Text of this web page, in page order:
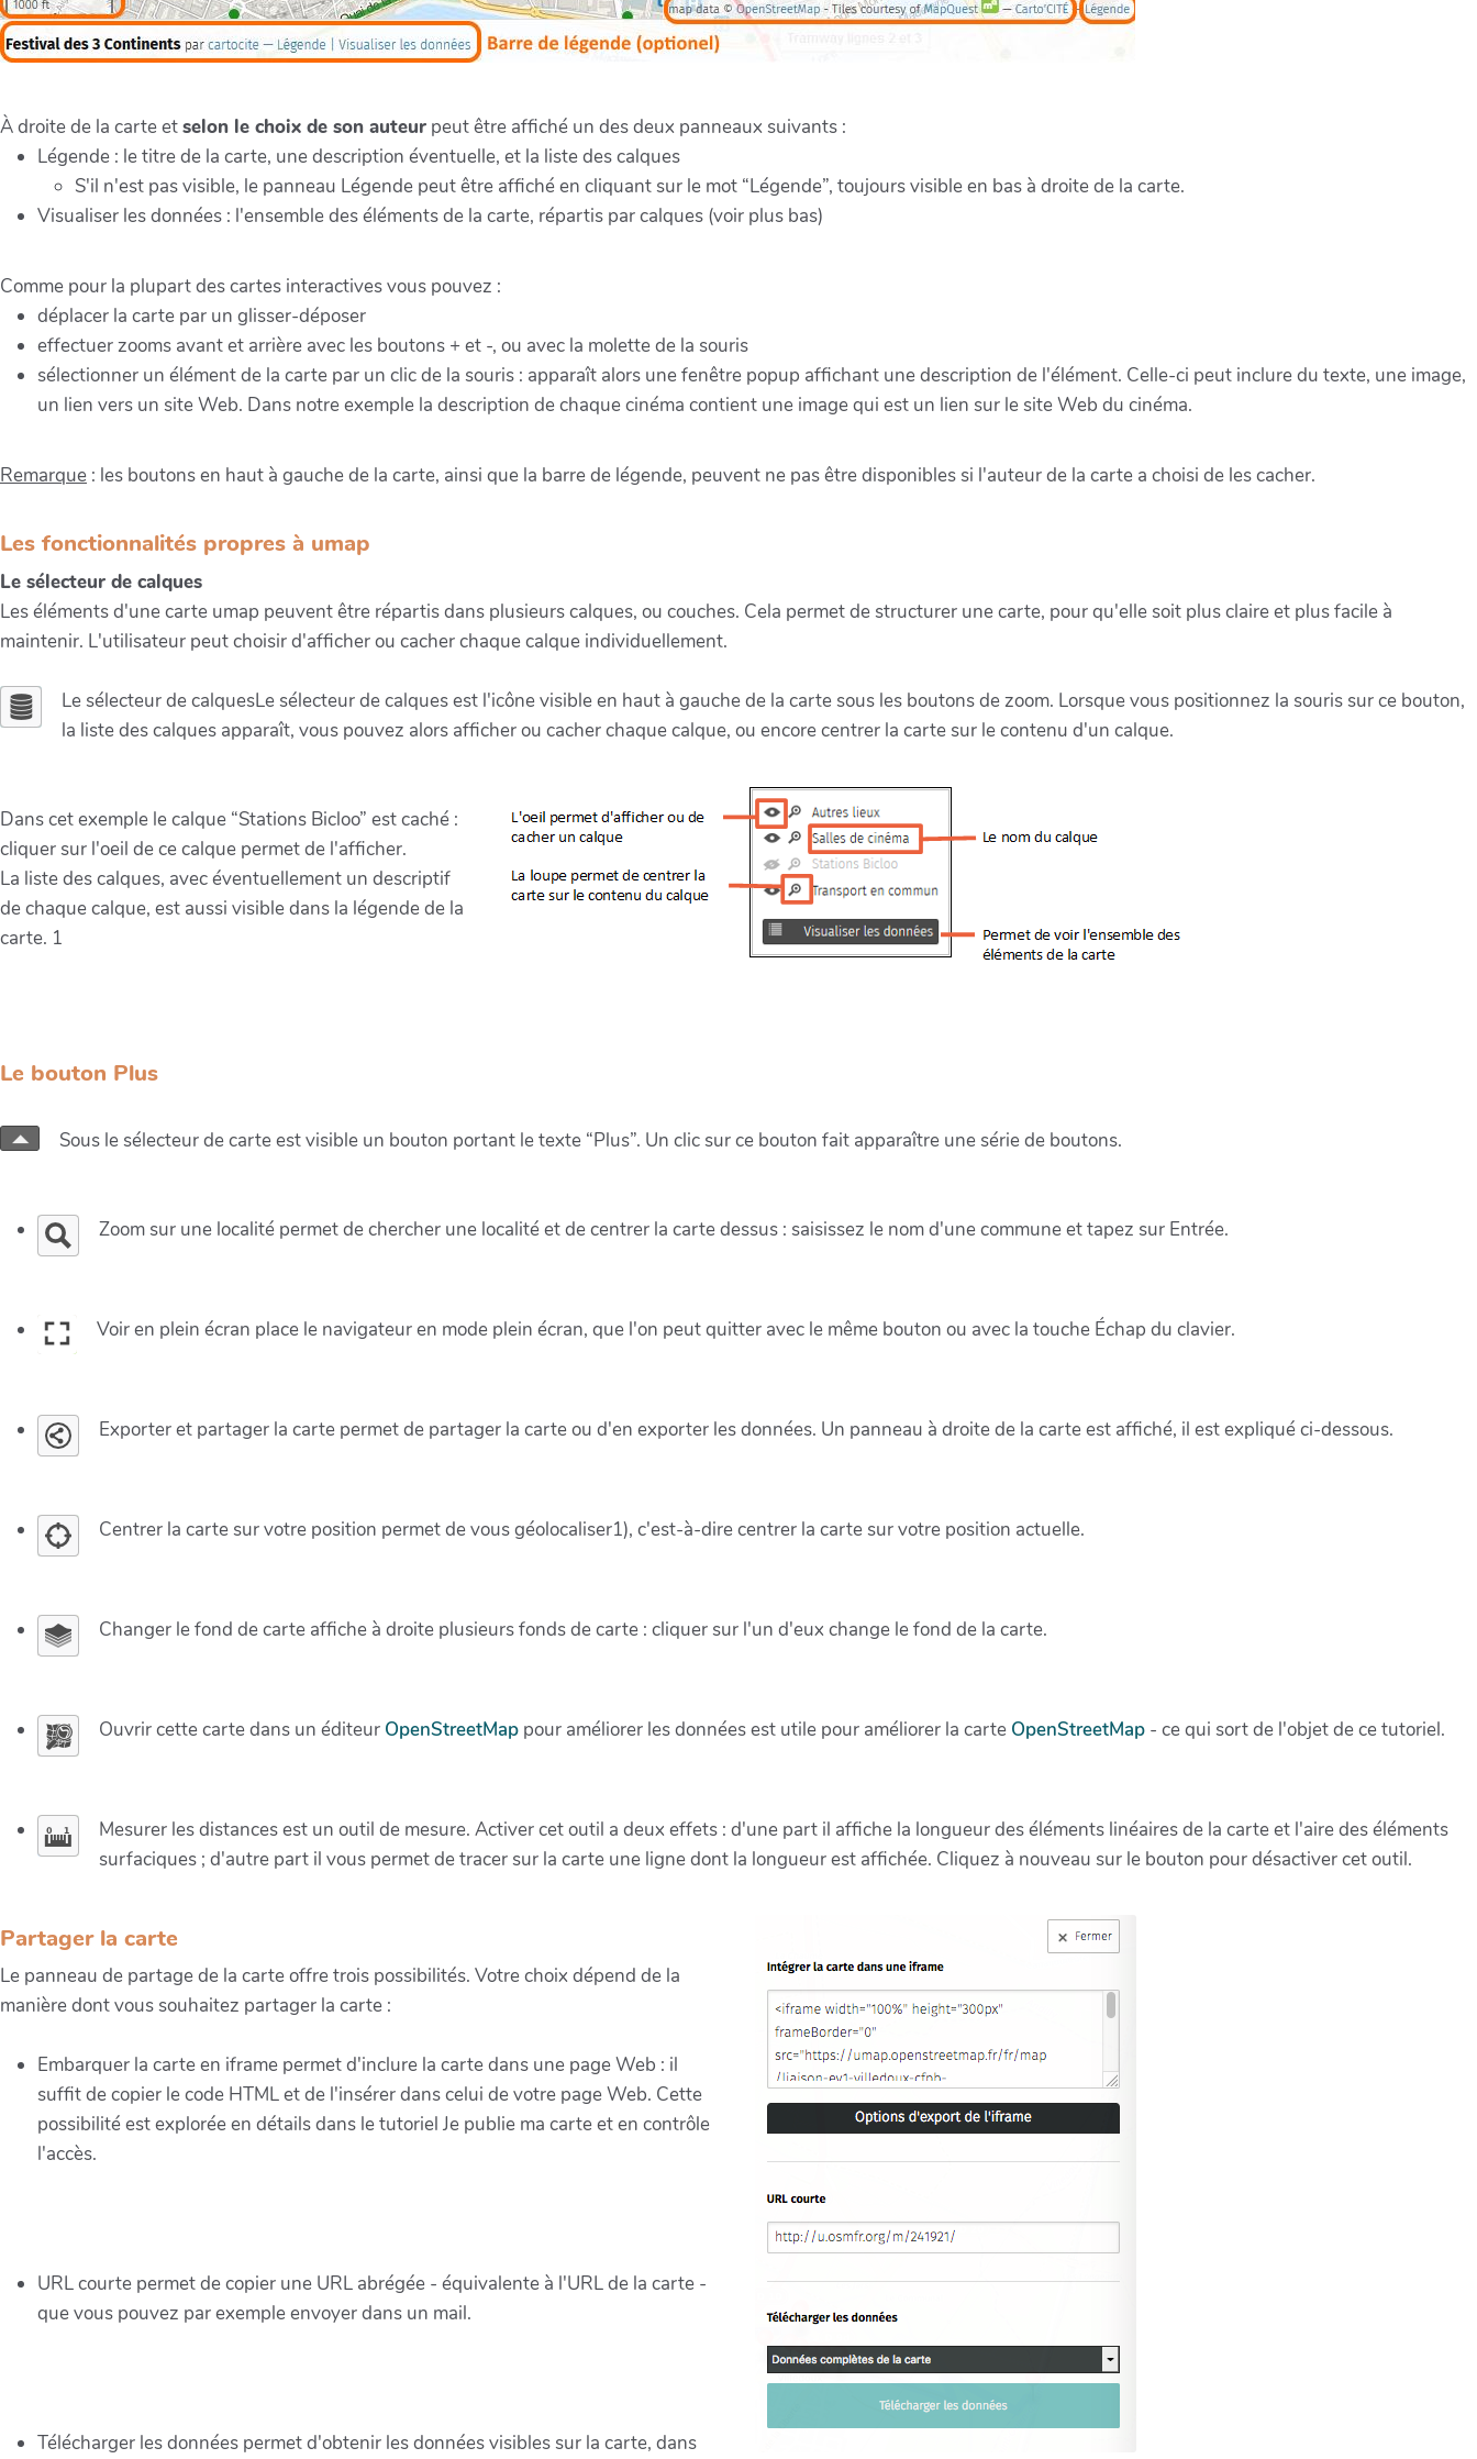
À droite de la carte etselon le choix de son auteur peut être affiché un des deux panneaux suivants :
Légende : le titre de la carte, une description éventuelle, et la liste des calques
S'il n'est pas visible, le panneau Légende peut être affiché en cliquant sur le mot “Légende”, toujours visible en bas à droite de la carte.
Visualiser les données : l'ensemble des éléments de la carte, répartis par calques (voir plus bas)
Comme pour la plupart des cartes interactives vous pouvez :
déplacer la carte par un glisser-déposer
effectuer zooms avant et arrière avec les boutons + et -, ou avec la molette de la souris
sélectionner un élément de la carte par un clic de la souris : apparaît alors une fenêtre popup affichant une description de l'élément. Celle-ci peut inclure du texte, une image,
un lien vers un site Web. Dans notre exemple la description de chaque cinéma contient une image qui est un lien sur le site Web du cinéma.
Remarque : les boutons en haut à gauche de la carte, ainsi que la barre de légende, peuvent ne pas être disponibles si l'auteur de la carte a choisi de les cacher.
Les fonctionnalités propres à umap
Le sélecteur de calques
Les éléments d'une carte umap peuvent être répartis dans plusieurs calques, ou couches. Cela permet de structurer une carte, pour qu'elle soit plus claire et plus facile à
maintenir. L'utilisateur peut choisir d'afficher ou cacher chaque calque individuellement.
Le sélecteur de calquesLe sélecteur de calques est l'icône visible en haut à gauche de la carte sous les boutons de zoom. Lorsque vous positionnez la souris sur ce bouton,
la liste des calques apparaît, vous pouvez alors afficher ou cacher chaque calque, ou encore centrer la carte sur le contenu d'un calque.
Dans cet exemple le calque “Stations Bicloo” est caché :
cliquer sur l'oeil de ce calque permet de l'afficher.
La liste des calques, avec éventuellement un descriptif
de chaque calque, est aussi visible dans la légende de la
carte. 1
Le bouton Plus
Sous le sélecteur de carte est visible un bouton portant le texte “Plus”. Un clic sur ce bouton fait apparaître une série de boutons.
Zoom sur une localité permet de chercher une localité et de centrer la carte dessus : saisissez le nom d'une commune et tapez sur Entrée.
Voir en plein écran place le navigateur en mode plein écran, que l'on peut quitter avec le même bouton ou avec la touche Échap du clavier.
Exporter et partager la carte permet de partager la carte ou d'en exporter les données. Un panneau à droite de la carte est affiché, il est expliqué ci-dessous.
Centrer la carte sur votre position permet de vous géolocaliser1), c'est-à-dire centrer la carte sur votre position actuelle.
Changer le fond de carte affiche à droite plusieurs fonds de carte : cliquer sur l'un d'eux change le fond de la carte.
Ouvrir cette carte dans un éditeur OpenStreetMap pour améliorer les données est utile pour améliorer la carte OpenStreetMap - ce qui sort de l'objet de ce tutoriel.
Mesurer les distances est un outil de mesure. Activer cet outil a deux effets : d'une part il affiche la longueur des éléments linéaires de la carte et l'aire des éléments
surfaciques ; d'autre part il vous permet de tracer sur la carte une ligne dont la longueur est affichée. Cliquez à nouveau sur le bouton pour désactiver cet outil.
Partager la carte
Le panneau de partage de la carte offre trois possibilités. Votre choix dépend de la
manière dont vous souhaitez partager la carte :
Embarquer la carte en iframe permet d'inclure la carte dans une page Web : il
suffit de copier le code HTML et de l'insérer dans celui de votre page Web. Cette
possibilité est explorée en détails dans le tutoriel Je publie ma carte et en contrôle
l'accès.
URL courte permet de copier une URL abrégée - équivalente à l'URL de la carte -
que vous pouvez par exemple envoyer dans un mail.
Télécharger les données permet d'obtenir les données visibles sur la carte, dans